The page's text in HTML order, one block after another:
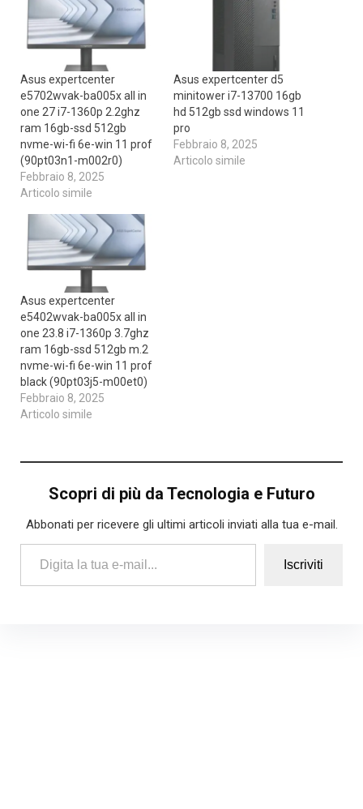
Asus expertcenter
e5702wvak-ba005x all in
one 27 i7-1360p 2.2ghz
ram 16gb-ssd 512gb
nvme-wi-fi 6e-win 11 prof
(90pt03n1-m002r0)
Febbraio 8, 2025
Articolo simile
Asus expertcenter d5
minitower i7-13700 16gb
hd 512gb ssd windows 11
pro
Febbraio 8, 2025
Articolo simile
Asus expertcenter
e5402wvak-ba005x all in
one 23.8 i7-1360p 3.7ghz
ram 16gb-ssd 512gb m.2
nvme-wi-fi 6e-win 11 prof
black (90pt03j5-m00et0)
Febbraio 8, 2025
Articolo simile
Scopri di più da Tecnologia e Futuro
Abbonati per ricevere gli ultimi articoli inviati alla tua e-mail.
Digita la tua e-mail...
Iscriviti